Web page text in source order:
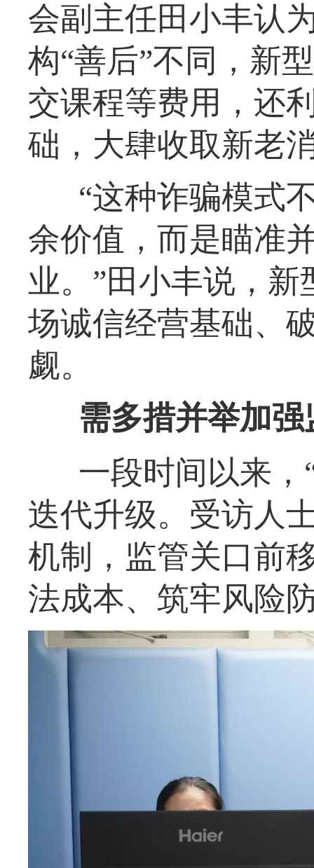
会副主任田小丰认
构“善后”不同，新
交课程等费用，还
础，大肆收取新老
“这种诈骗模式
余价值，而是瞄准
业。”田小丰说，新
场诚信经营基础、
觑。
需多措并举加
一段时间以来
迭代升级。受访人
机制，监管关口前
法成本、筑牢风险